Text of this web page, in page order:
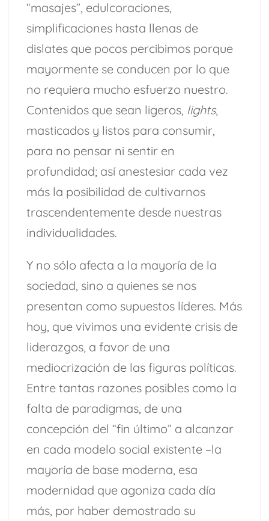
“masajes”, edulcoraciones,
simplificaciones hasta llenas de
dislates que pocos percibimos porque
mayormente se conducen por lo que
no requiera mucho esfuerzo nuestro.
Contenidos que sean ligeros, lights,
masticados y listos para consumir,
para no pensar ni sentir en
profundidad; así anestesiar cada vez
más la posibilidad de cultivarnos
trascendentemente desde nuestras
individualidades.
Y no sólo afecta a la mayoría de la
sociedad, sino a quienes se nos
presentan como supuestos líderes. Más
hoy, que vivimos una evidente crisis de
liderazgos, a favor de una
mediocrización de las figuras políticas.
Entre tantas razones posibles como la
falta de paradigmas, de una
concepción del “fin último” a alcanzar
en cada modelo social existente –la
mayoría de base moderna, esa
modernidad que agoniza cada día
más, por haber demostrado su